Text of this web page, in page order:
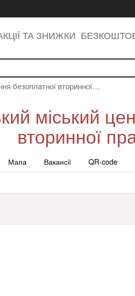
ТА ЗНИЖКИ
безоплатної вторинної…
міський
вторинної
Мапа Вакансії QR-code